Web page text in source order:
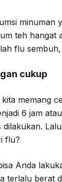
minuman
teh
flu
cukup
kita memang
6 jam
flu?
Anda
terlalu berat